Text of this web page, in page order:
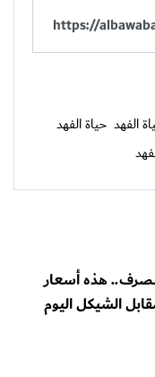
الفهد حياة الفهد
هذه أسعار
الشيكل اليوم